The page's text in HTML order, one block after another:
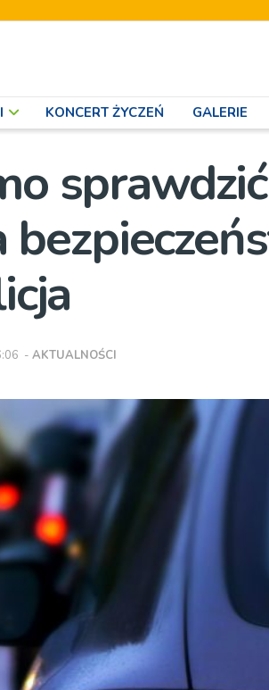
KONCERT ŻYCZEŃ GALERIE
- AKTUALNOŚCI